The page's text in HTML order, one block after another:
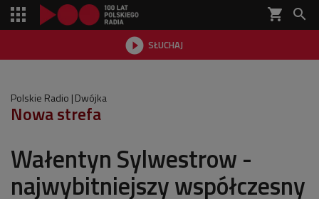
shopping_cart 
 SŁUCHAJ

Polskie Radio Dwójka
Nowa strefa
Wałentyn Sylwestrow -
najwybitniejszy współczesny